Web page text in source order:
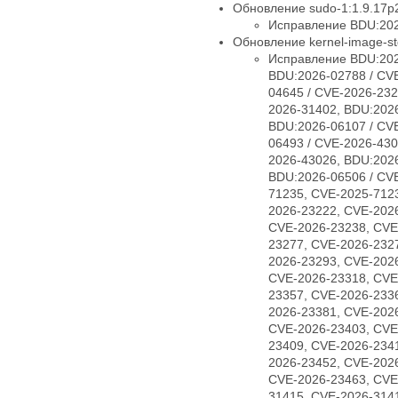
Обновление sudo-
Исправление
Обновление kernel-image-
Исправление
BDU:2026-02788 /
04645 / CVE-2026-
2026-31402,
BDU:2026-06107 /
06493 / CVE-2026-
2026-43026,
BDU:2026-06506 /
71235, CVE-2025-
2026-23222, CVE-
CVE-2026-23238,
23277, CVE-2026-
2026-23293, CVE-
CVE-2026-23318,
23357, CVE-2026-
2026-23381, CVE-
CVE-2026-23403,
23409, CVE-2026-
2026-23452, CVE-
CVE-2026-23463,